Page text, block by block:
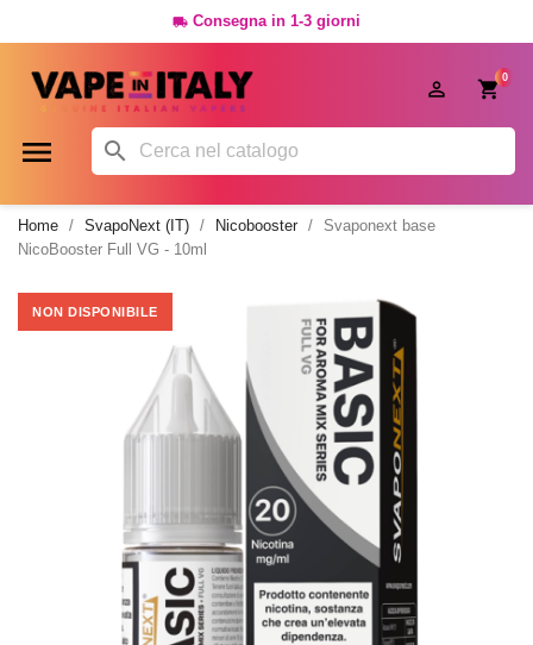
 Consegna in 1-3 giorni
0

 
Home SvapoNext (IT) Nicobooster
Svaponext base
NicoBooster Full VG - 10ml
NON DISPONIBILE